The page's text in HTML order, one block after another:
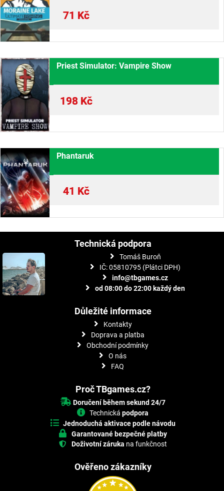
71 Kč
Priest Simulator: Vampire Show
198 Kč
Phantaruk
41 Kč
Technická podpora
Tomáš Buroň
IČ: 05810795 (Plátci DPH)
info@tbgames.cz
od 08:00 do 22:00 každý den
Důležité informace
Kontakty
Doprava a platba
Obchodní podmínky
O nás
FAQ
Proč TBgames.cz?
Doručení během sekund 24/7
Technickápodpora
Jednoduchá aktivace podle návodu
Garantované bezpečné platby
Doživotní záruka na funkčnost
Ověřeno zákazníky